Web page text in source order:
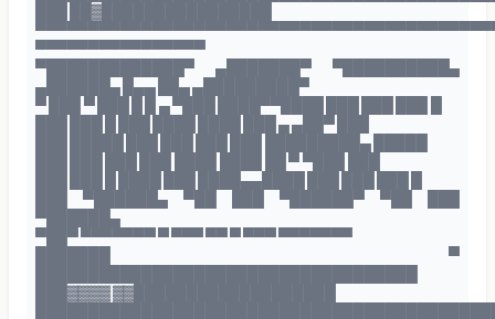
███ ██▓████████████████
▀▀▀▀▀▀▀▀▀▀▀▀▀▀▀▀
▀█████████████▀ ▄███████▀ ▀██████████▄
▄██████▄ █▄▄ ██▄ ▄█████████▀
▀ ███ ▀ ███ █ █ ▄ ▀███ ████▀▀████ ███ ███ ███ █
███ ███ █ ███ ████ ████ ███ ▄ ▄██▀ ███
███ █████ ███ ███ ███ ███ █████████▄ █████
███ ███ ███ ███ ████ ████ ██ ▀ ▀███ ███
███ ███ █ ████ ███ ████▄▄████ ███ ███ ███ █
███ ▀██████▄ ▀██ ███ ▀██████▀ ▀██ ███
▀██████▄
▀██▀ ▀▀▀▀▀▀▀ ▀ ▀▀▀ ▀▀ ▀ ▀▀▀ ▀▀▀▀▀▀▀
███████ ▀
███▓▓▓▓ ▓▓███████████████████